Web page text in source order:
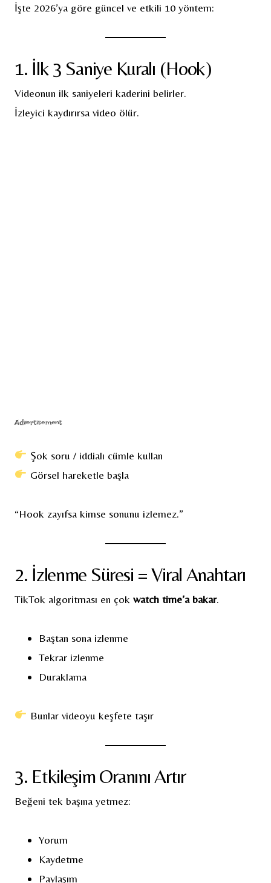
İşte 2026’ya göre güncel ve etkili 10 yöntem:
1. İlk 3 Saniye Kuralı (Hook)
Videonun ilk saniyeleri kaderini belirler.
İzleyici kaydırırsa video ölür.
Advertisement
Şok soru / iddialı cümle kullan
Görsel hareketle başla
“Hook zayıfsa kimse sonunu izlemez.”
2. İzlenme Süresi = Viral Anahtarı
TikTok algoritması en çok watch time’a bakar.
Baştan sona izlenme
Tekrar izlenme
Duraklama
Bunlar videoyu keşfete taşır
3. Etkileşim Oranını Artır
Beğeni tek başına yetmez:
Yorum
Kaydetme
Paylaşım